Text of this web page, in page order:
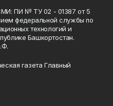
ПИ № ТУ 02 - 01387 от 5
федеральной службы по
технологий и
Башкортостан.
газета Главный